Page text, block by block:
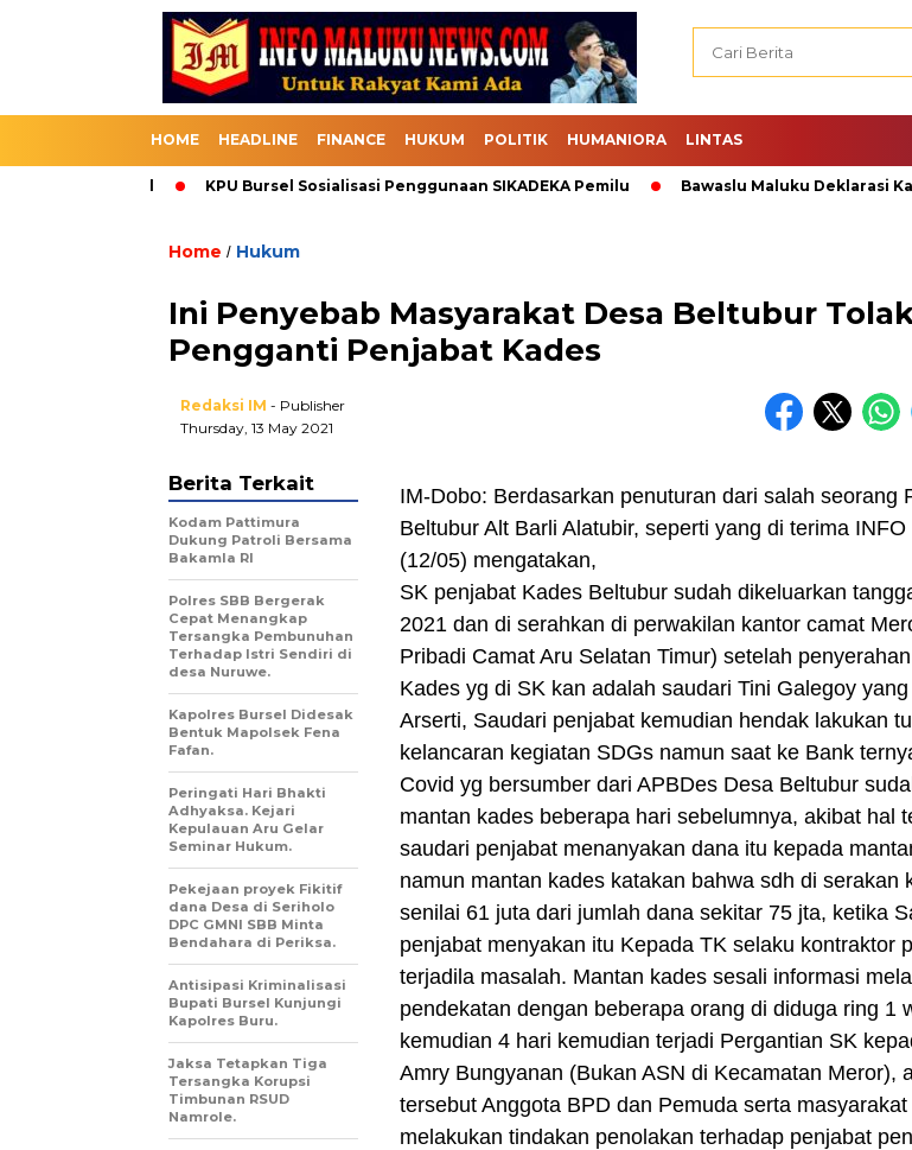
HOME HEADLINE FINANCE HUKUM POLITIK HUMANIORA LINTAS
KPU Bursel Sosialisasi Penggunaan SIKADEKA Pemilu Bawaslu Maluku Deklarasi
Home / Hukum
Ini Penyebab Masyarakat Desa Beltubur
Pengganti Penjabat Kades
Redaksi IM - Publisher
Thursday, 13 May 2021
IM-Dobo: Berdasarkan penuturan dari salah seorang
Beltubur Alt Barli Alatubir, seperti yang di terima
(12/05) mengatakan,
SK penjabat Kades Beltubur sudah dikeluarkan
2021 dan di serahkan di perwakilan kantor camat
Pribadi Camat Aru Selatan Timur) setelah
Kades yg di SK kan adalah saudari Tini Galegoy
Arserti, Saudari penjabat kemudian hendak lakukan
kelancaran kegiatan SDGs namun saat ke Bank
Covid yg bersumber dari APBDes Desa Beltubur
mantan kades beberapa hari sebelumnya, akibat hal
saudari penjabat menanyakan dana itu kepada
namun mantan kades katakan bahwa sdh di serakan
senilai 61 juta dari jumlah dana sekitar 75 jta, ketika
penjabat menyakan itu Kepada TK selaku kontraktor
terjadila masalah. Mantan kades sesali informasi
pendekatan dengan beberapa orang di diduga ring 1
kemudian 4 hari kemudian terjadi Pergantian SK
Amry Bungyanan (Bukan ASN di Kecamatan Meror),
tersebut Anggota BPD dan Pemuda serta
melakukan tindakan penolakan terhadap penjabat
Berita Terkait
Kodam Pattimura
Dukung Patroli Bersama
Bakamla RI
Polres SBB Bergerak
Cepat Menangkap
Tersangka Pembunuhan
Terhadap Istri Sendiri di
desa Nuruwe.
Kapolres Bursel Didesak
Bentuk Mapolsek Fena
Fafan.
Peringati Hari Bhakti
Adhyaksa. Kejari
Kepulauan Aru Gelar
Seminar Hukum.
Pekejaan proyek Fikitif
dana Desa di Seriholo
DPC GMNI SBB Minta
Bendahara di Periksa.
Antisipasi Kriminalisasi
Bupati Bursel Kunjungi
Kapolres Buru.
Jaksa Tetapkan Tiga
Tersangka Korupsi
Timbunan RSUD
Namrole.